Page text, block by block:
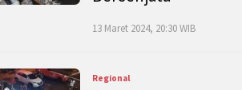
13 Maret 2024, 20:30 WIB
Regional